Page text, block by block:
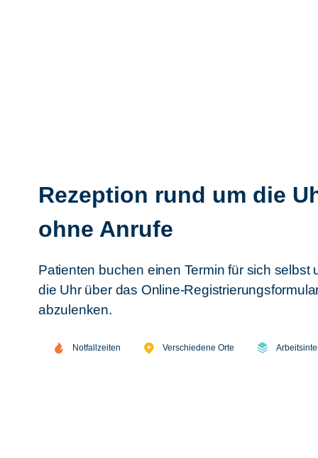
Rezeption rund um die
ohne Anrufe
Patienten buchen einen Termin für sich selbst
die Uhr über das Online-
abzulenken.
Notfallzeiten Verschiedene Orte